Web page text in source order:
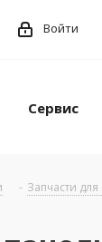
Войти
Сервис
- Запчасти